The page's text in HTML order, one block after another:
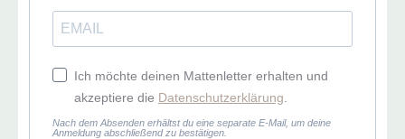
Ich möchte deinen Mattenletter erhalten und
akzeptiere die Datenschutzerklärung
Nach dem Absenden erhältst du eine separate E-Mail, um deine
Anmeldung abschließend zu bestätigen.